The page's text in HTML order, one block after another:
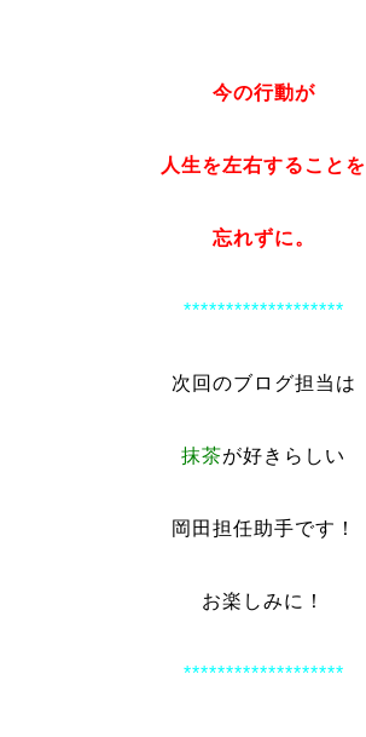
今の行動が
人生を左右することを
忘れずに。
*******************
次回のブログ担当は
抹茶が好きらしい
岡田担任助手です！
お楽しみに！
*******************